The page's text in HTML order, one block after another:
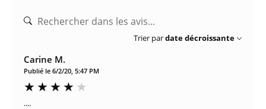
Trier pardate décroissante
Carine M.
Publié le 6/2/20, 5:47 PM
....